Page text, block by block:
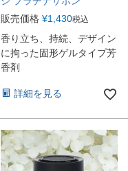
販売価格 ¥1,430税込
香り立ち、持続、デザイン
に拘った固形ゲルタイプ芳
香剤
詳細を見る